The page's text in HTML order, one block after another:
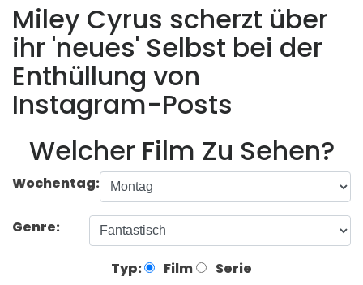
Miley Cyrus scherzt über
ihr 'neues' Selbst bei der
Enthüllung von
Instagram-Posts
Welcher Film Zu Sehen?
Wochentag:
Genre:
Typ: Film Serie